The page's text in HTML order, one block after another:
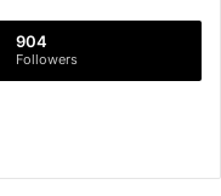
904
Followers